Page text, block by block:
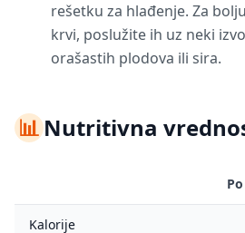
rešetku za hlađenje. Za
krvi, poslužite ih uz neki
orašastih plodova ili sira.
📊Nutritivna
Kalorije